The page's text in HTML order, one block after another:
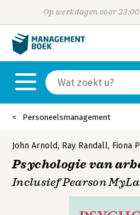
Op werkdagen voor
Personeelsmanagement
John Arnold, Ray Randall, Fiona
Psychologie van
Inclusief Pearson